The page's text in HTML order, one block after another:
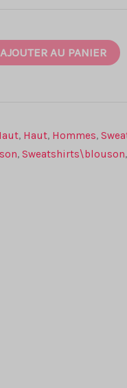
AJOUTER AU PANIER
, Haut, Hommes,
, Sweatshirts\blouson,